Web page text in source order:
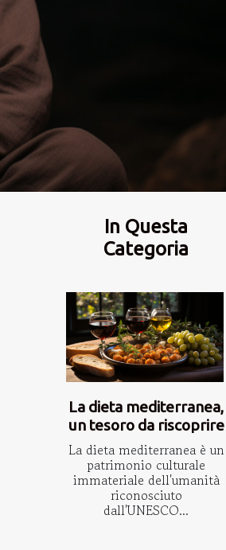
In Questa
Categoria
La dieta mediterranea,
un tesoro da riscoprire
La dieta mediterranea è un
patrimonio culturale
immateriale dell'umanità
riconosciuto
dall'UNESCO...